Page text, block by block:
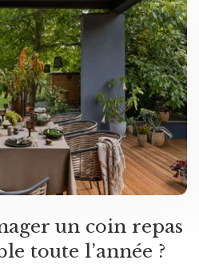
un coin repas
toute l’année ?